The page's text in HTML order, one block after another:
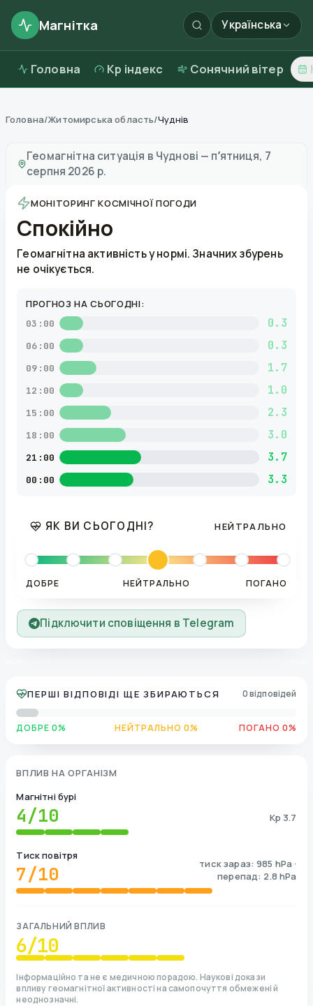
Магнітка Українська
Головна Kp індекс Сонячний вітер
Головна/Житомирська область/Чуднів
Геомагнітна ситуація в Чуднові — пʼятниця, 7
серпня 2026 р.
МОНІТОРИНГ КОСМІЧНОЇ ПОГОДИ
Спокійно
Геомагнітна активність у нормі. Значних збурень
не очікується.
ПРОГНОЗ НА СЬОГОДНІ:
03:00 0.3
06:00 0.3
09:00 1.7
12:00 1.0
15:00 2.3
18:00 3.0
21:00 3.7
00:00 3.3
ЯК ВИ СЬОГОДНІ? НЕЙТРАЛЬНО
ДОБРЕ НЕЙТРАЛЬНО ПОГАНО
Підключити сповіщення в Telegram
ПЕРШІ ВІДПОВІДІ ЩЕ ЗБИРАЮТЬСЯ 0 відповідей
ДОБРЕ 0% НЕЙТРАЛЬНО 0% ПОГАНО 0%
ВПЛИВ НА ОРГАНІЗМ
Магнітні бурі
4/10 Kp 3.7
Тиск повітря
7/10
тиск зараз: 985 hPa ·
перепад: 2.8 hPa
ЗАГАЛЬНИЙ ВПЛИВ
6/10
Інформаційно та не є медичною порадою. Наукові докази
впливу геомагнітної активності на самопочуття обмежені й
неоднозначні.